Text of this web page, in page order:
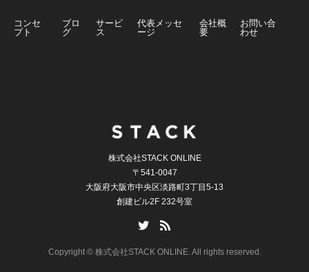
コンセ
プト
ブロ
グ
サービ
ス
代表メッセ
ージ
会社概
要
お問い合
わせ
株式会社STACK ONLINE
〒541-0047
大阪府大阪市中央区淡路町3丁目5-13
創建ビル2F 232号室
Copyright © 株式会社STACK ONLINE. All rights reserved.